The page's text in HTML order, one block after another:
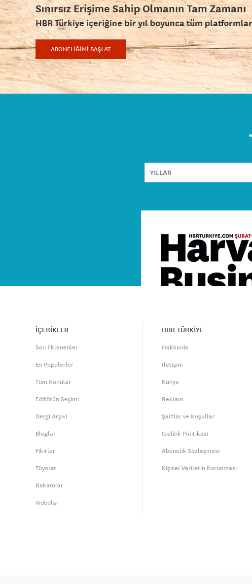
Sınırsız Erişime Sahip Olmanın Tam Zamanı
HBR Türkiye içeriğine bir yıl boyunca tüm
ABONELİĞİMİ BAŞLAT
İÇERİKLER
Son Eklenenler
En Popülerler
Tüm Konular
Editörün Seçimi
Dergi Arşivi
Bloglar
Fikirler
Tüyolar
Rakamlar
Videolar
HBR TÜRKİYE
Hakkında
İletişim
Künye
Reklam
Şartlar ve Koşullar
Gizlilik Politikası
Abonelik Sözleşmesi
Kişisel Verilerin Korunması